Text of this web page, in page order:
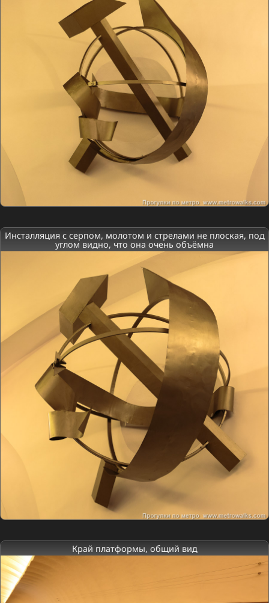
Инсталляция с серпом, молотом и стрелами не плоская, под
углом видно, что она очень объёмна
Край платформы, общий вид